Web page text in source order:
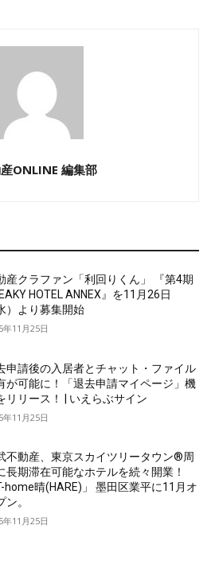
ONLINE 編集部
産クラファン「利回りくん」 『第4期
HOTEL ANNEX』を11月26日
）より募集開始
年11月25日
申請後の入居者とチャット・ファイル
が可能に！「退去申請マイページ」機
リリース！ | いえらぶサイン
年11月25日
不動産、東京スカイツリータウン®周
長期滞在可能なホテルを続々開業！
home晴(HARE)」 墨田区業平に11月オ
ン。
年11月25日